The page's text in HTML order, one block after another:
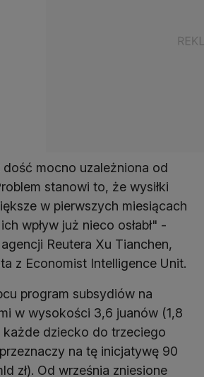
mocno uzależniona od
stanowi to, że wysiłki
w pierwszych miesiącach
wpływ już nieco osłabł" -
Reutera Xu Tianchen,
program subsydiów na
w wysokości 3,6 juanów (1,8
każde dziecko do trzeciego
na tę inicjatywę 90
zł). Od września zniesione